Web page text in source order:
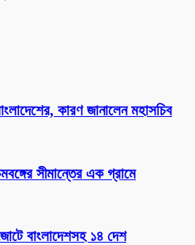
কারণ জানালেন মহাসচিব
সীমান্তের এক গ্রামে
বাংলাদেশসহ ১৪ দেশ